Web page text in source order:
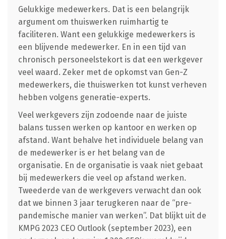
Gelukkige medewerkers. Dat is een belangrijk
argument om thuiswerken ruimhartig te
faciliteren. Want een gelukkige medewerkers is
een blijvende medewerker. En in een tijd van
chronisch personeelstekort is dat een werkgever
veel waard. Zeker met de opkomst van Gen-Z
medewerkers, die thuiswerken tot kunst verheven
hebben volgens generatie-experts.
Veel werkgevers zijn zodoende naar de juiste
balans tussen werken op kantoor en werken op
afstand. Want behalve het individuele belang van
de medewerker is er het belang van de
organisatie. En de organisatie is vaak niet gebaat
bij medewerkers die veel op afstand werken.
Tweederde van de werkgevers verwacht dan ook
dat we binnen 3 jaar terugkeren naar de “pre-
pandemische manier van werken”. Dat blijkt uit de
KMPG 2023 CEO Outlook (september 2023), een